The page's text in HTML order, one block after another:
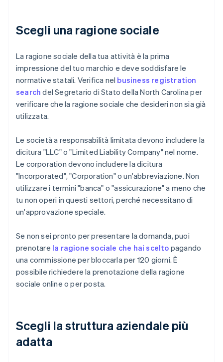
Scegli una ragione sociale
La ragione sociale della tua attività è la prima
impressione del tuo marchio e deve soddisfare le
normative statali. Verifica nel business registration
search del Segretario di Stato della North Carolina per
verificare che la ragione sociale che desideri non sia già
utilizzata.
Le società a responsabilità limitata devono includere la
dicitura "LLC" o "Limited Liability Company" nel nome.
Le corporation devono includere la dicitura
"Incorporated", "Corporation" o un'abbreviazione. Non
utilizzare i termini "banca" o "assicurazione" a meno che
tu non operi in questi settori, perché necessitano di
un'approvazione speciale.
Se non sei pronto per presentare la domanda, puoi
prenotare la ragione sociale che hai scelto pagando
una commissione per bloccarla per 120 giorni. È
possibile richiedere la prenotazione della ragione
sociale online o per posta.
Scegli la struttura aziendale più
adatta